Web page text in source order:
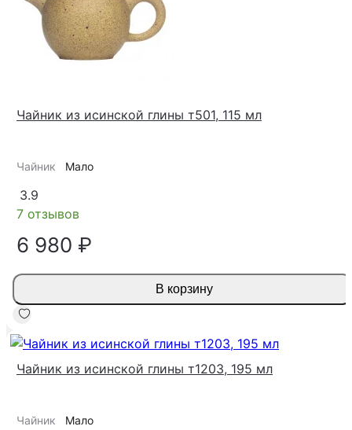
Чайник из исинской глины т501, 115 мл
Чайник Мало
3.9
7 отзывов
6 980 ₽
В корзину
Чайник из исинской глины т1203, 195 мл
Чайник Мало